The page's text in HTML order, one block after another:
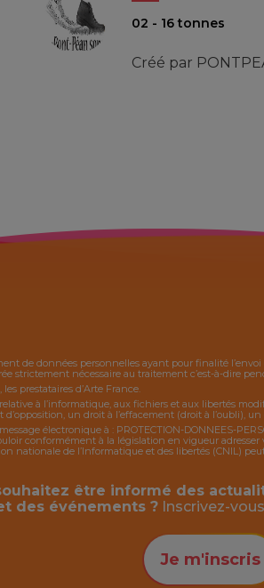
02 - 16 tonnes
Créé par
de données personnelles ayant pour finalité l’envoi
strictement nécessaire au traitement c’est-à-dire
prestataires d’Arte France.
à l’informatique, aux fichiers et aux libertés
un droit à l’effacement (droit à
électronique à : PROTECTION-DONNEES-
conformément à la législation en vigueur
nationale de l’Informatique et des libertés (CNIL)
être informé des
des événements ? Inscrivez-
Je m'inscris